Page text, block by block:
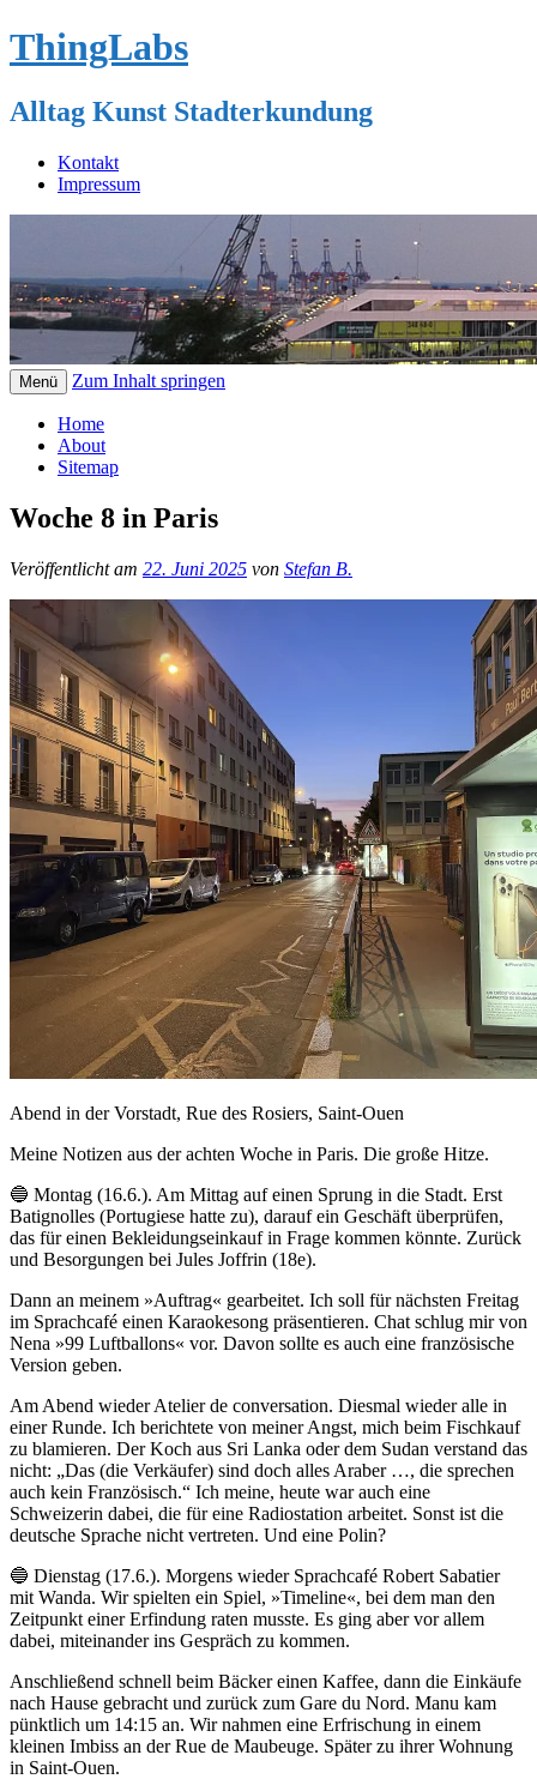
ThingLabs
Alltag Kunst Stadterkundung
Kontakt
Impressum
Menü Zum Inhalt springen
Home
About
Sitemap
Woche 8 in Paris
Veröffentlicht am 22. Juni 2025 von Stefan B.
Abend in der Vorstadt, Rue des Rosiers, Saint-Ouen
Meine Notizen aus der achten Woche in Paris. Die große Hitze.
🔵 Montag (16.6.). Am Mittag auf einen Sprung in die Stadt. Erst
Batignolles (Portugiese hatte zu), darauf ein Geschäft überprüfen,
das für einen Bekleidungseinkauf in Frage kommen könnte. Zurück
und Besorgungen bei Jules Joffrin (18e).
Dann an meinem »Auftrag« gearbeitet. Ich soll für nächsten Freitag
im Sprachcafé einen Karaokesong präsentieren. Chat schlug mir von
Nena »99 Luftballons« vor. Davon sollte es auch eine französische
Version geben.
Am Abend wieder Atelier de conversation. Diesmal wieder alle in
einer Runde. Ich berichtete von meiner Angst, mich beim Fischkauf
zu blamieren. Der Koch aus Sri Lanka oder dem Sudan verstand das
nicht: „Das (die Verkäufer) sind doch alles Araber …, die sprechen
auch kein Französisch.“ Ich meine, heute war auch eine
Schweizerin dabei, die für eine Radiostation arbeitet. Sonst ist die
deutsche Sprache nicht vertreten. Und eine Polin?
🔵 Dienstag (17.6.). Morgens wieder Sprachcafé Robert Sabatier
mit Wanda. Wir spielten ein Spiel, »Timeline«, bei dem man den
Zeitpunkt einer Erfindung raten musste. Es ging aber vor allem
dabei, miteinander ins Gespräch zu kommen.
Anschließend schnell beim Bäcker einen Kaffee, dann die Einkäufe
nach Hause gebracht und zurück zum Gare du Nord. Manu kam
pünktlich um 14:15 an. Wir nahmen eine Erfrischung in einem
kleinen Imbiss an der Rue de Maubeuge. Später zu ihrer Wohnung
in Saint-Ouen.